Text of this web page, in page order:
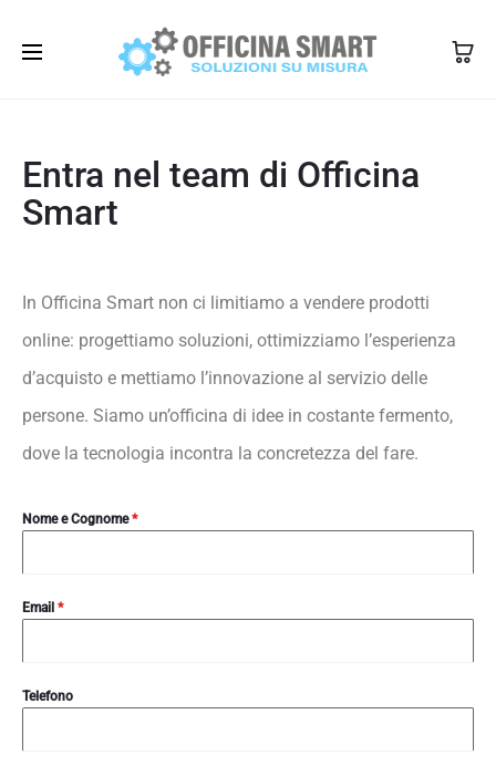
Entra nel team di Officina
Smart
In Officina Smart non ci limitiamo a vendere prodotti
online: progettiamo soluzioni, ottimizziamo l’esperienza
d’acquisto e mettiamo l’innovazione al servizio delle
persone. Siamo un’officina di idee in costante fermento,
dove la tecnologia incontra la concretezza del fare.
Nome e Cognome*
Email *
Telefono